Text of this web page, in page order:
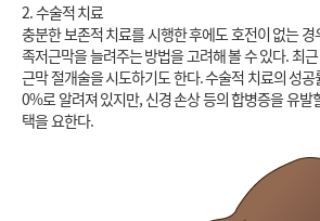
2. 수술적 치료
충분한 보존적 치료를 시행한 후에도 호전이 없는
족저근막을 늘려주는 방법을 고려해 볼 수 있다. 최
근막 절개술을 시도하기도 한다. 수술적 치료의 성
0%로 알려져 있지만, 신경 손상 등의 합병증을 유발
택을 요한다.